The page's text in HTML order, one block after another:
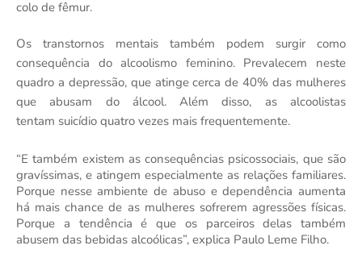
colo de fêmur.
Os transtornos mentais também podem surgir como
consequência do alcoolismo feminino. Prevalecem neste
quadro a depressão, que atinge cerca de 40% das mulheres
que abusam do álcool. Além disso, as alcoolistas
tentam suicídio quatro vezes mais frequentemente.
“E também existem as consequências psicossociais, que são
gravíssimas, e atingem especialmente as relações familiares.
Porque nesse ambiente de abuso e dependência aumenta
há mais chance de as mulheres sofrerem agressões físicas.
Porque a tendência é que os parceiros delas também
abusem das bebidas alcoólicas”, explica Paulo Leme Filho.